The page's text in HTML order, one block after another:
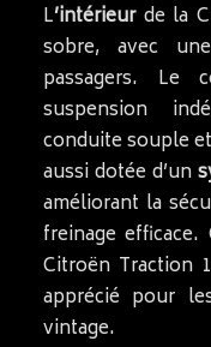
L’intérieurde la
sobre, avec
passagers. Le
suspension
conduite souple
aussi dotée d’un
améliorant la
freinage efficace.
Citroën Traction
apprécié pour
vintage.